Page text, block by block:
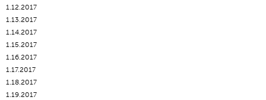
1.12.2017
1.13.2017
1.14.2017
1.15.2017
1.16.2017
1.17.2017
1.18.2017
1.19.2017